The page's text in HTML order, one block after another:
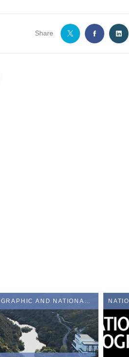
Share